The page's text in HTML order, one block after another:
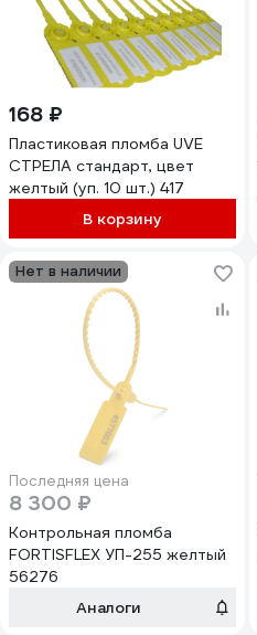
168 ₽
Пластиковая пломба UVE
СТРЕЛА стандарт, цвет
желтый (уп. 10 шт.) 417
В корзину
Нет в наличии
Последняя цена
8 300 ₽
Контрольная пломба
FORTISFLEX УП-255 желтый
56276
Аналоги